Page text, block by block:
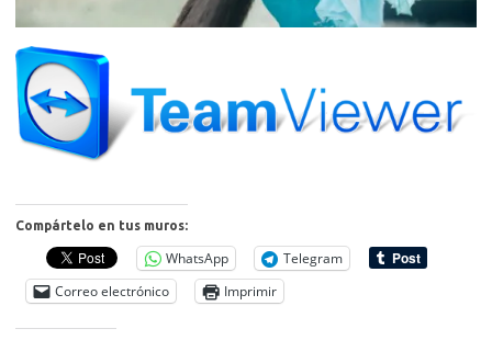
Compártelo en tus muros:
WhatsApp
Telegram
Correo electrónico
Imprimir